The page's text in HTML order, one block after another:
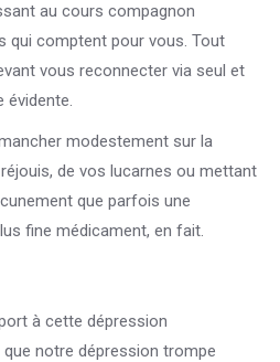
au cours compagnon
qui comptent pour vous. Tout
vous reconnecter via seul et
évidente.
modestement sur la
de vos lucarnes ou mettant
que parfois une
fine médicament, en fait.
à cette dépression
notre dépression trompe